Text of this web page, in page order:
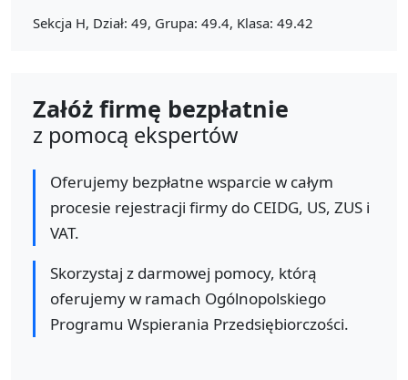
Sekcja H, Dział: 49, Grupa: 49.4, Klasa: 49.42
Załóż firmę bezpłatnie
z pomocą ekspertów
Oferujemy bezpłatne wsparcie w całym
procesie rejestracji firmy do CEIDG, US, ZUS i
VAT.
Skorzystaj z darmowej pomocy, którą
oferujemy w ramach Ogólnopolskiego
Programu Wspierania Przedsiębiorczości.